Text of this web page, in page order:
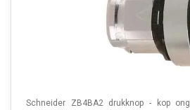
Schneider ZB4BA2 drukknop - kop